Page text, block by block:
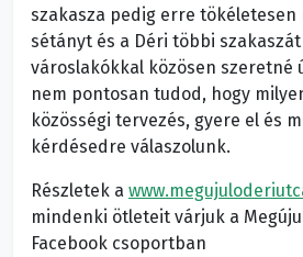
szakasza pedig erre tökéletesen
sétányt és a Déri többi
városlakókkal közösen szeretné
nem pontosan tudod, hogy
közösségi tervezés, gyere el és
kérdésedre válaszolunk.
Részletek a
mindenki ötleteit várjuk a
Facebook csoportban